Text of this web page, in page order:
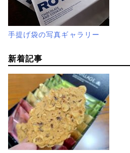
手提げ袋の写真ギャラリー
新着記事